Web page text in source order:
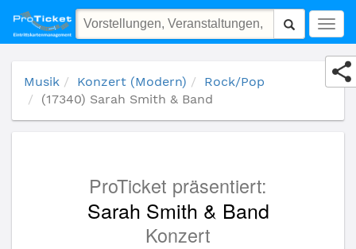
(17340) Sarah Smith & Band
Musik Konzert (Modern)
Rock/Pop
(17340) Sarah Smith & Band
ProTicket präsentiert:
Sarah Smith & Band
Konzert